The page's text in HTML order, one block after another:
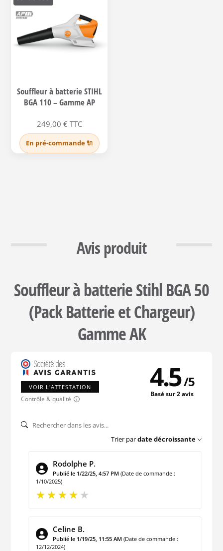
Souffleur à batterie STIHL
BGA 110 – Gamme AP
249,00 € TTC
En pré-commande 🔌
Avis produit
Souffleur à batterie Stihl BGA 50
(Pack Batterie et Chargeur)
Gamme AK
VOIR L'ATTESTATION
Contrôle & qualité
4.5/5
Basé sur 2 avis
Trier pardate décroissante
Rodolphe P.
Publié le 1/22/25, 4:57 PM (Date de commande :
1/10/2025)
Celine B.
Publié le 1/19/25, 11:55 AM (Date de commande :
12/12/2024)